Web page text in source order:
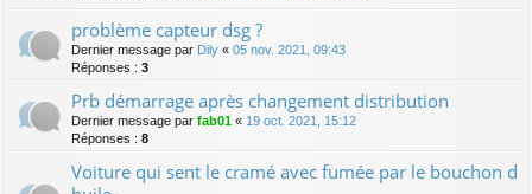
problème capteur dsg ?
Dernier message par Dily « 05 nov. 2021, 09:43
Réponses : 3
Prb démarrage après changement distribution
Dernier message par fab01 « 19 oct. 2021, 15:12
Réponses : 8
Voiture qui sent le cramé avec fumée par le bouchon d